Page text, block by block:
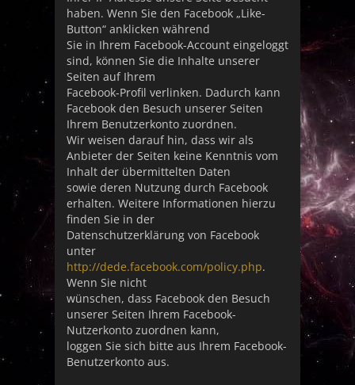
haben. Wenn Sie den Facebook „Like-
Button“ anklicken während
Sie in Ihrem Facebook-Account eingeloggt
sind, können Sie die Inhalte unserer
Seiten auf Ihrem
Facebook-Profil verlinken. Dadurch kann
Facebook den Besuch unserer Seiten
Ihrem Benutzerkonto zuordnen.
Wir weisen darauf hin, dass wir als
Anbieter der Seiten keine Kenntnis vom
Inhalt der übermittelten Daten
sowie deren Nutzung durch Facebook
erhalten. Weitere Informationen hierzu
finden Sie in der
Datenschutzerklärung von Facebook
unter
http://dede.facebook.com/policy.php.
Wenn Sie nicht
wünschen, dass Facebook den Besuch
unserer Seiten Ihrem Facebook-
Nutzerkonto zuordnen kann,
loggen Sie sich bitte aus Ihrem Facebook-
Benutzerkonto aus.